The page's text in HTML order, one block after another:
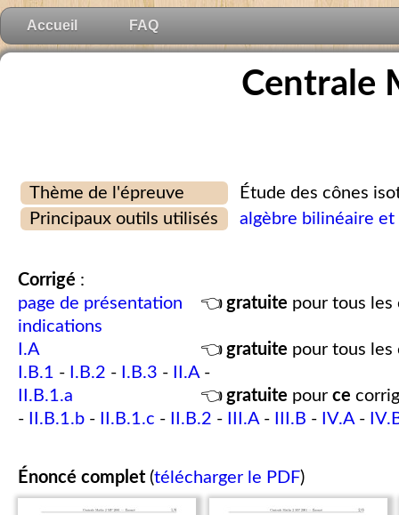
Accueil FAQ
Centrale
Thème de l'épreuve
Étude des cônes
Principaux outils utilisés
algèbre bilinéaire
Corrigé :
page de présentation
👈 gratuite pour tous les
indications
I.A
👈 gratuite pour tous les
I.B.1 - I.B.2 - I.B.3 - II.A-
II.B.1.a
👈 gratuite pour ce
-
II.B.1.b - II.B.1.c - II.B.2 - III.A- III.B - IV.A-
Énoncé complet (télécharger le PDF)